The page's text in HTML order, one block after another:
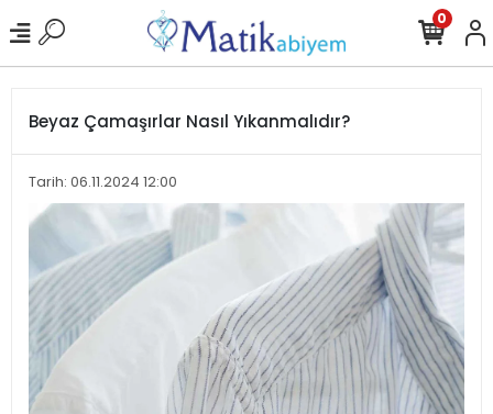
0
Beyaz Çamaşırlar Nasıl Yıkanmalıdır?
Tarih: 06.11.2024 12:00